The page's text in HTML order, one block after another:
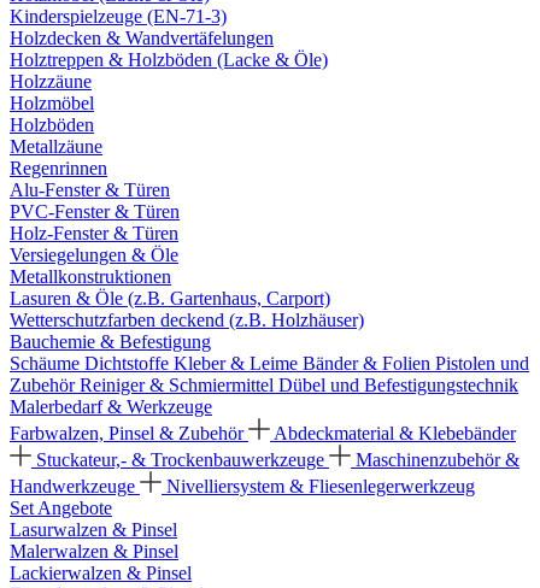
Kinderspielzeuge (EN-71-3)
Holzdecken & Wandvertäfelungen
Holztreppen & Holzböden (Lacke & Öle)
Holzzäune
Holzmöbel
Holzböden
Metallzäune
Regenrinnen
Alu-Fenster & Türen
PVC-Fenster & Türen
Holz-Fenster & Türen
Versiegelungen & Öle
Metallkonstruktionen
Lasuren & Öle (z.B. Gartenhaus, Carport)
Wetterschutzfarben deckend (z.B. Holzhäuser)
Bauchemie & Befestigung
Schäume Dichtstoffe Kleber & Leime Bänder & Folien Pistolen und
ZubehörReiniger & Schmiermittel Dübel und Befestigungstechnik
Malerbedarf & Werkzeuge
Farbwalzen, Pinsel & Zubehör
Abdeckmaterial & Klebebänder
Stuckateur,- & Trockenbauwerkzeuge
Maschinenzubehör &
Handwerkzeuge
Nivelliersystem & Fliesenlegerwerkzeug
Set Angebote
Lasurwalzen & Pinsel
Malerwalzen & Pinsel
Lackierwalzen & Pinsel